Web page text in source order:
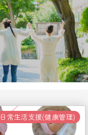
日常生活支援(健康管理)